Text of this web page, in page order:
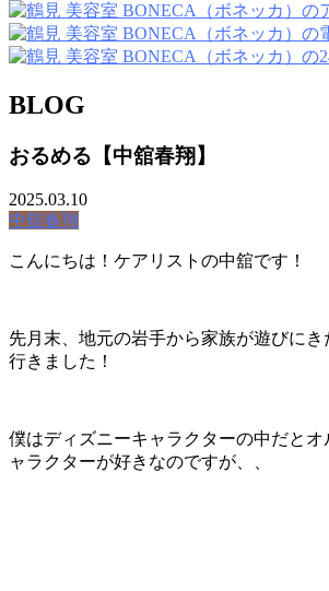
BLOG
おるめる【中舘春翔】
2025.03.10
中舘春翔
こんにちは！ケアリストの中舘です！
先月末、地元の岩手から家族が遊びに
行きました！
僕はディズニーキャラクターの中だとオ
ャラクターが好きなのですが、、